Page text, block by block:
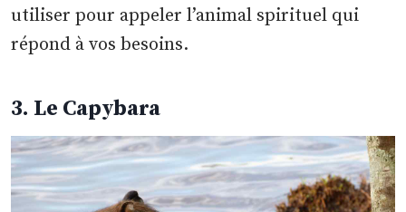
utiliser pour appeler l’animal spirituel qui
répond à vos besoins.
3. Le Capybara